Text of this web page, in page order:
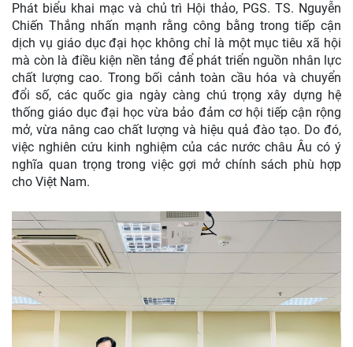
Phát biểu khai mạc và chủ trì Hội thảo, PGS. TS. Nguyễn
Chiến Thắng nhấn mạnh rằng công bằng trong tiếp cận
dịch vụ giáo dục đại học không chỉ là một mục tiêu xã hội
mà còn là điều kiện nền tảng để phát triển nguồn nhân lực
chất lượng cao. Trong bối cảnh toàn cầu hóa và chuyển
đổi số, các quốc gia ngày càng chú trọng xây dựng hệ
thống giáo dục đại học vừa bảo đảm cơ hội tiếp cận rộng
mở, vừa nâng cao chất lượng và hiệu quả đào tạo. Do đó,
việc nghiên cứu kinh nghiệm của các nước châu Âu có ý
nghĩa quan trọng trong việc gợi mở chính sách phù hợp
cho Việt Nam.